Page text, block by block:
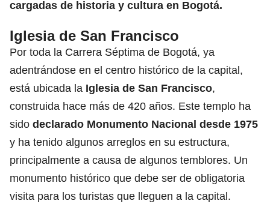
cargadas de historia y cultura en Bogotá.
Iglesia de San Francisco
Por toda la Carrera Séptima de Bogotá, ya
adentrándose en el centro histórico de la capital,
está ubicada la Iglesia de San Francisco,
construida hace más de 420 años. Este templo ha
sido declarado Monumento Nacional desde 1975
y ha tenido algunos arreglos en su estructura,
principalmente a causa de algunos temblores. Un
monumento histórico que debe ser de obligatoria
visita para los turistas que lleguen a la capital.